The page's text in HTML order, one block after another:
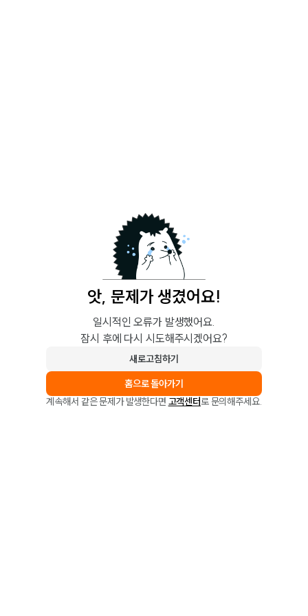
앗, 문제가 생겼어요!
일시적인 오류가 발생했어요.
잠시 후에 다시 시도해주시겠어요?
새로고침하기
홈으로 돌아가기
계속해서 같은 문제가 발생한다면 고객센터로 문의해주세요.